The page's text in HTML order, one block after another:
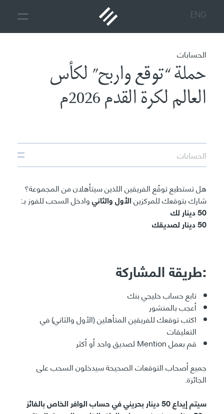
ENG
الحسابات
حملة “توقع واربح” لكأس
العالم لكرة القدم 2026م
الحسابات
هل تستطيع توقّع الفريقين اللذين سيتأهلان من المجموعة؟
شارك بتوقعك للمركزينالأول والثانيوادخل السحب للفوز بـ:
50 دينار لك
50 دينار لصديقك
طريقة المشاركة:
تابع حساب خليجي بنك
أعجب بالمنشور
اكتب توقعك للفريقين المتأهلين (الأول والثاني) في
التعليقات
قم بعمل Mention لصديق واحد أو أكثر
جميع أصحاب التوقعات الصحيحة سيدخلون السحب على
الجائزة.
سيتم إيداع 50 دينار بحريني في حساب الوافر الخاص بالفائز